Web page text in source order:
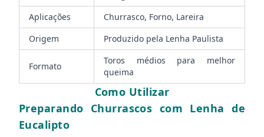
Aplicações
Churrasco, Forno, Lareira
Origem
Produzido pela Lenha Paulista
Formato
Toros médios para melhor
queima
Como Utilizar
Preparando Churrascos com Lenha de
Eucalipto